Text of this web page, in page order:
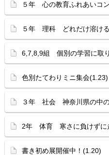
５年 心の教育ふれあいコ
５年 理科 どれだけ溶け
6,7,8,9組 個別の学習に取
色別たてわりミニ集会(1.23)
３年 社会 神奈川県の中
2年 体育 寒さに負けずに
書き初め展開催中！(1.20)